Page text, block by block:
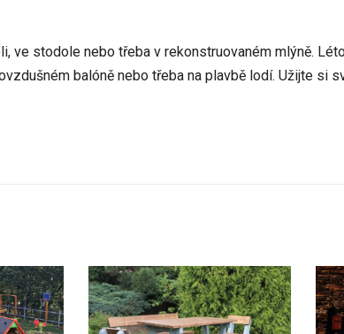
ve stodole nebo třeba v rekonstruovaném mlýně.
balóně nebo třeba na plavbě lodí. Užijte si